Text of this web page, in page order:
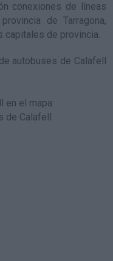
conexiones de líneas
de Tarragona,
capitales de provincia.
autobuses de Calafell
en el mapa: